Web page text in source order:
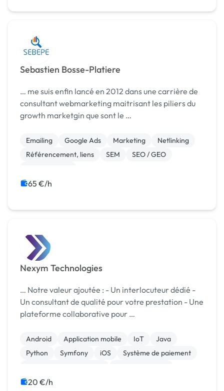
Sebastien Bosse-Platiere
… me suis enfin lancé en 2012 dans une carrière de
consultant webmarketing maitrisant les piliers du
growth marketgin que sont le …
Emailing Google Ads Marketing
Netlinking
Référencement, liens
SEM
SEO / GEO
65 €/h
Nexym Technologies
… Notre valeur ajoutée : - Un interlocuteur dédié -
Un consultant de qualité pour votre prestation - Une
plateforme collaborative pour …
Android Application mobile IoT
Java
Python
Symfony iOS
Système de paiement
20 €/h